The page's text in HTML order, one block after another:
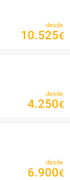
desde
10.525€
desde
4.250€
desde
6.900€